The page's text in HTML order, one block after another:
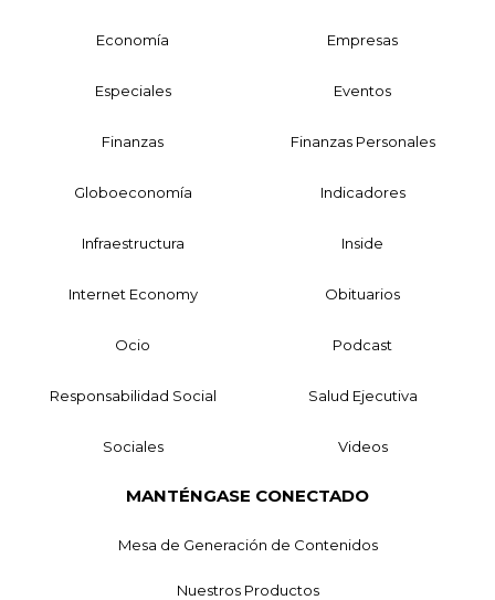
Economía Empresas
Especiales Eventos
Finanzas Finanzas Personales
Globoeconomía Indicadores
Infraestructura Inside
Internet Economy Obituarios
Ocio Podcast
Responsabilidad Social Salud Ejecutiva
Sociales Videos
MANTÉNGASE CONECTADO
Mesa de Generación de Contenidos
Nuestros Productos